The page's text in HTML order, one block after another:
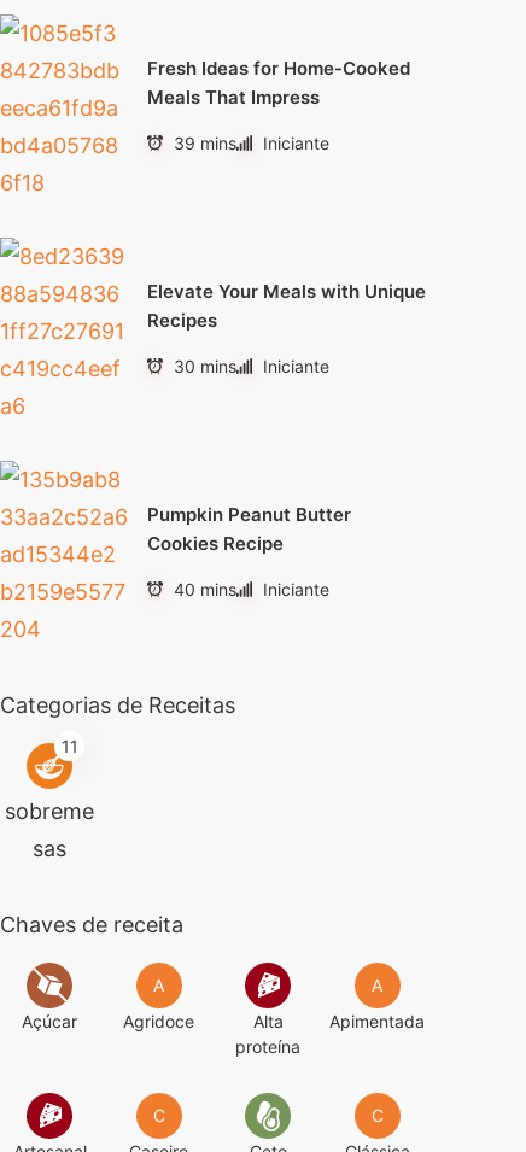
Fresh Ideas for Home-Cooked
Meals That Impress
39 mins Iniciante
Elevate Your Meals with Unique
Recipes
30 mins Iniciante
Pumpkin Peanut Butter
Cookies Recipe
40 mins Iniciante
Categorias de Receitas
11
sobreme
sas
Chaves de receita
Açúcar
A
Agridoce
Alta
proteína
A
Apimentada
C
C